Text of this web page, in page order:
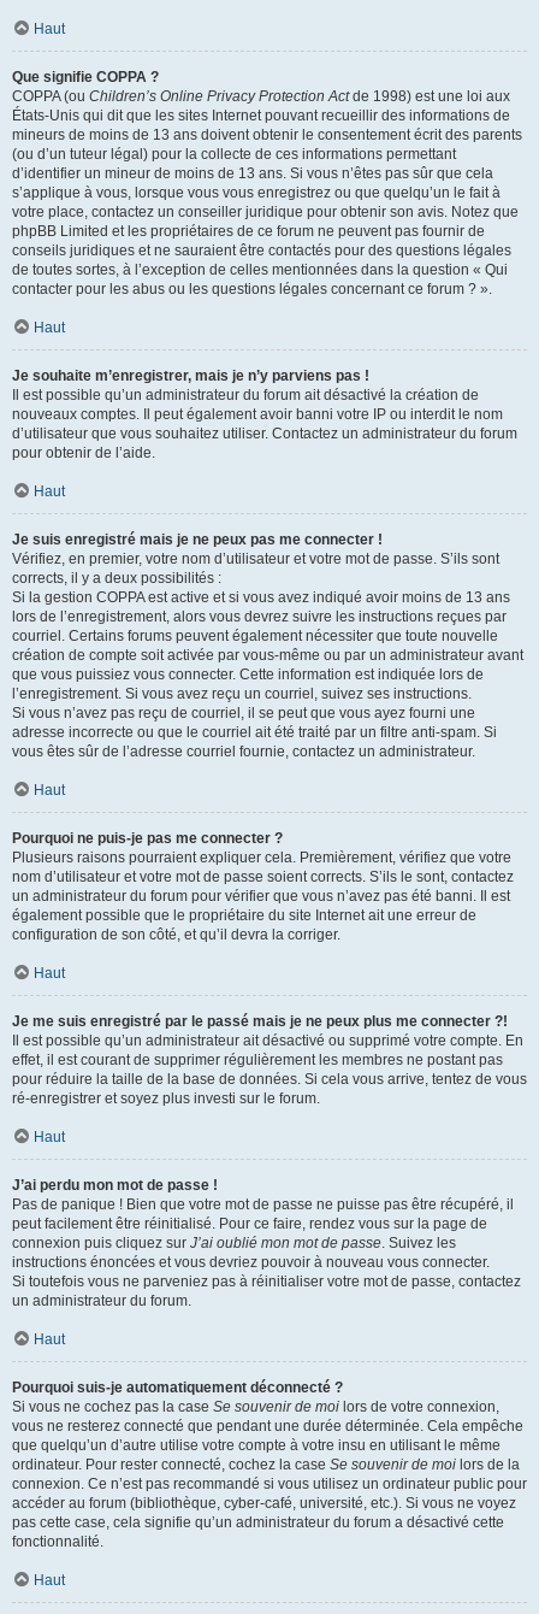
Haut
Que signifie COPPA ?
COPPA (ou Children’s Online Privacy Protection Actde 1998) est une loi aux
États-Unis qui dit que les sites Internet pouvant recueillir des informations de
mineurs de moins de 13 ans doivent obtenir le consentement écrit des parents
(ou d’un tuteur légal) pour la collecte de ces informations permettant
d’identifier un mineur de moins de 13 ans. Si vous n’êtes pas sûr que cela
s’applique à vous, lorsque vous vous enregistrez ou que quelqu’un le fait à
votre place, contactez un conseiller juridique pour obtenir son avis. Notez que
phpBB Limited et les propriétaires de ce forum ne peuvent pas fournir de
conseils juridiques et ne sauraient être contactés pour des questions légales
de toutes sortes, à l’exception de celles mentionnées dans la question « Qui
contacter pour les abus ou les questions légales concernant ce forum ? ».
Haut
Je souhaite m’enregistrer, mais je n’y parviens pas !
Il est possible qu’un administrateur du forum ait désactivé la création de
nouveaux comptes. Il peut également avoir banni votre IP ou interdit le nom
d’utilisateur que vous souhaitez utiliser. Contactez un administrateur du forum
pour obtenir de l’aide.
Haut
Je suis enregistré mais je ne peux pas me connecter !
Vérifiez, en premier, votre nom d’utilisateur et votre mot de passe. S’ils sont
corrects, il y a deux possibilités :
Si la gestion COPPA est active et si vous avez indiqué avoir moins de 13 ans
lors de l’enregistrement, alors vous devrez suivre les instructions reçues par
courriel. Certains forums peuvent également nécessiter que toute nouvelle
création de compte soit activée par vous-même ou par un administrateur avant
que vous puissiez vous connecter. Cette information est indiquée lors de
l’enregistrement. Si vous avez reçu un courriel, suivez ses instructions.
Si vous n’avez pas reçu de courriel, il se peut que vous ayez fourni une
adresse incorrecte ou que le courriel ait été traité par un filtre anti-spam. Si
vous êtes sûr de l’adresse courriel fournie, contactez un administrateur.
Haut
Pourquoi ne puis-je pas me connecter ?
Plusieurs raisons pourraient expliquer cela. Premièrement, vérifiez que votre
nom d’utilisateur et votre mot de passe soient corrects. S’ils le sont, contactez
un administrateur du forum pour vérifier que vous n’avez pas été banni. Il est
également possible que le propriétaire du site Internet ait une erreur de
configuration de son côté, et qu’il devra la corriger.
Haut
Je me suis enregistré par le passé mais je ne peux plus me connecter ?!
Il est possible qu’un administrateur ait désactivé ou supprimé votre compte. En
effet, il est courant de supprimer régulièrement les membres ne postant pas
pour réduire la taille de la base de données. Si cela vous arrive, tentez de vous
ré-enregistrer et soyez plus investi sur le forum.
Haut
J’ai perdu mon mot de passe !
Pas de panique ! Bien que votre mot de passe ne puisse pas être récupéré, il
peut facilement être réinitialisé. Pour ce faire, rendez vous sur la page de
connexion puis cliquez sur J’ai oublié mon mot de passe. Suivez les
instructions énoncées et vous devriez pouvoir à nouveau vous connecter.
Si toutefois vous ne parveniez pas à réinitialiser votre mot de passe, contactez
un administrateur du forum.
Haut
Pourquoi suis-je automatiquement déconnecté ?
Si vous ne cochez pas la case Se souvenir de moi lors de votre connexion,
vous ne resterez connecté que pendant une durée déterminée. Cela empêche
que quelqu’un d’autre utilise votre compte à votre insu en utilisant le même
ordinateur. Pour rester connecté, cochez la case Se souvenir de moi lors de la
connexion. Ce n’est pas recommandé si vous utilisez un ordinateur public pour
accéder au forum (bibliothèque, cyber-café, université, etc.). Si vous ne voyez
pas cette case, cela signifie qu’un administrateur du forum a désactivé cette
fonctionnalité.
Haut